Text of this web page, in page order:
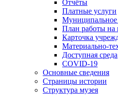
Отчёты
Платные услуги
Муниципальное
План работы на
Карточка
Материально-
Доступная среда
COVID-19
Основные сведения
Страницы истории
Структура музея